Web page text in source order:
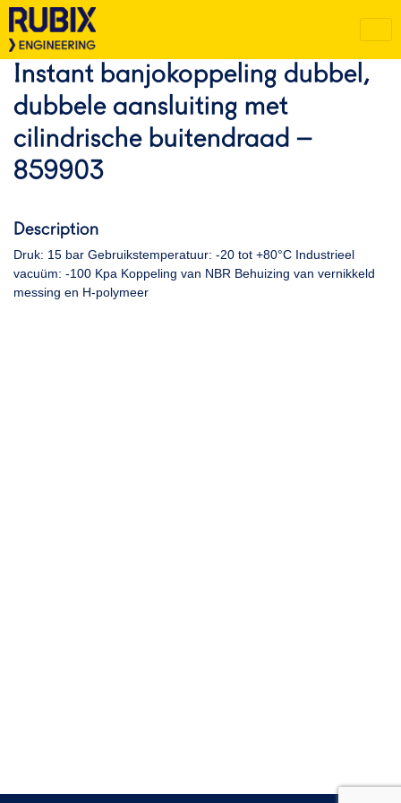
Instant banjokoppeling dubbel,
dubbele aansluiting met
cilindrische buitendraad –
859903
Description
Druk: 15 bar Gebruikstemperatuur: -20 tot +80°C Industrieel
vacuüm: -100 Kpa Koppeling van NBR Behuizing van vernikkeld
messing en H-polymeer